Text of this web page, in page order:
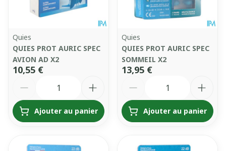
Quies
QUIES PROT AURIC SPEC
AVION AD X2
10,55 €
Ajouter au panier
Quies
QUIES PROT AURIC SPEC
SOMMEIL X2
13,95 €
Ajouter au panier